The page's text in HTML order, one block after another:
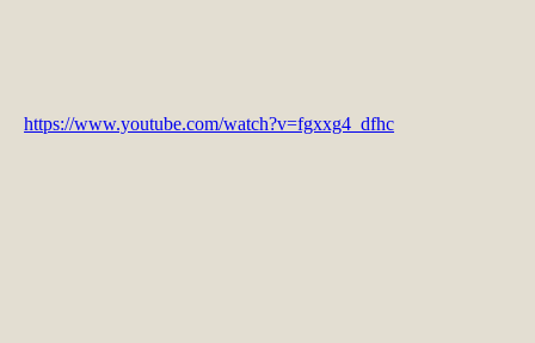
https://www.youtube.com/watch?v=fgxxg4_dfhc